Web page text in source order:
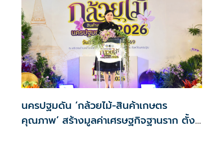
นครปฐมดัน ‘กล้วยไม้-สินค้าเกษตร
คุณภาพ’ สร้างมูลค่าเศรษฐกิจฐานราก ตั้ง